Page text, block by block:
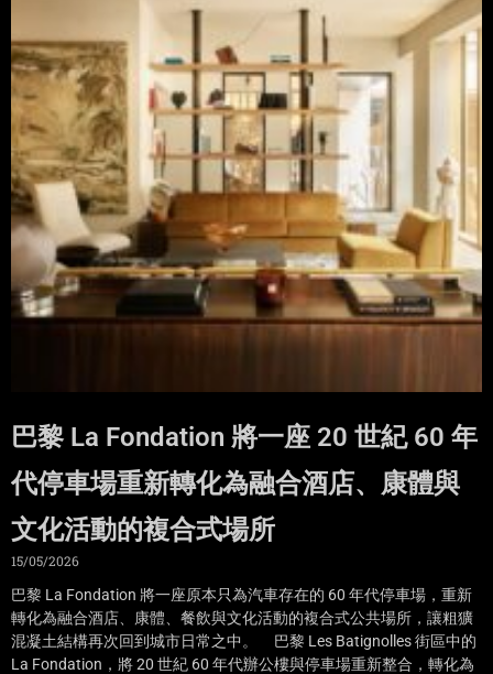
巴黎 La Fondation 將一座 20 世紀 60 年
代停車場重新轉化為融合酒店、康體與
文化活動的複合式場所
15/05/2026
巴黎 La Fondation 將一座原本只為汽車存在的 60 年代停車場，重新
轉化為融合酒店、康體、餐飲與文化活動的複合式公共場所，讓粗獷
混凝土結構再次回到城市日常之中。 巴黎 Les Batignolles 街區中的
La Fondation，將 20 世紀 60 年代辦公樓與停車場重新整合，轉化為